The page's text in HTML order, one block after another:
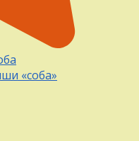
«соба»